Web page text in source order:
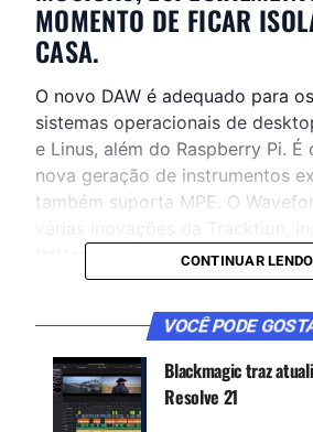
MOMENTO DE FICAR
CASA.
O novo DAW é adequado para
sistemas operacionais de
e Linus, além do Raspberry Pi.
nova geração de instrumentos
também suporta MPE. O
Pattern Generator para criar
sincronizadas, progressão de
baixo e muito mais, além do
40 SC e do Micro Drum Sampler.
CONTINUE ACOMPANHANDO
CONTINUAR LENDO
VOCÊ PODE
Blackmagic traz
Resolve 21